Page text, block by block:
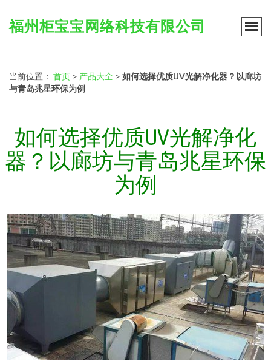
福州柜宝宝网络科技有限公司
当前位置： 首页 > 产品大全 > 如何选择优质UV光解净化器？以廊坊
与青岛兆星环保为例
如何选择优质UV光解净化
器？以廊坊与青岛兆星环保
为例